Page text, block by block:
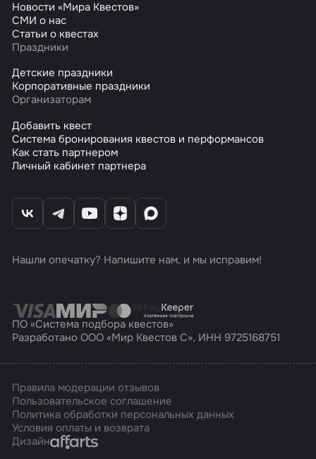
Новости «Мира Квестов»
СМИ о нас
Статьи о квестах
Праздники
Детские праздники
Корпоративные праздники
Организаторам
Добавить квест
Система бронирования квестов и перформансов
Как стать партнером
Личный кабинет партнера
Нашли опечатку? Напишите нам, и мы исправим!
ПО «Система подбора квестов»
Разработано ООО «Мир Квестов С», ИНН 9725168751
Правила модерации отзывов
Пользовательское соглашение
Политика обработки персональных данных
Условия оплаты и возврата
ДизайнAffarts